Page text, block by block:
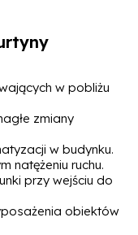
w pobliżu
zmiany
w budynku.
natężeniu ruchu.
przy wejściu do
obiektów